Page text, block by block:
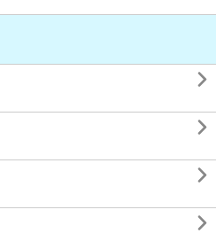



